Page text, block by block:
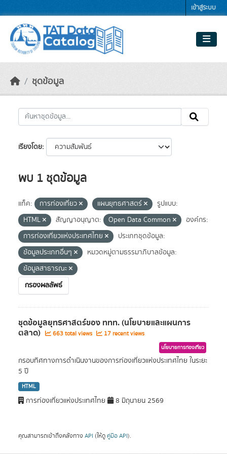
เข้าสู่ระบบ
ชุดข้อมูล
เรียงโดย
พบ 1 ชุดข้อมูล
แท็ค: การท่องเที่ยว แผนยุทธศาสตร์
รูปแบบ:
HTML
สัญญาอนุญาต: Open Data Common
องค์กร:
การท่องเที่ยวแห่งประเทศไทย
ประเภทชุดข้อมูล:
ข้อมูลประเภทอื่นๆ
หมวดหมู่ตามธรรมาภิบาลข้อมูล:
ข้อมูลสาธารณะ
กรองผลลัพธ์
ชุดข้อมูลยุทธศาสตร์ของ ททท. (นโยบายและแผนการ
ตลาด) 663 total views 17 recent views
นโยบายการท่องเที่ยว
กรอบทิศทางการดำเนินงานของการท่องเที่ยวแห่งประเทศไทย ในระยะ
5 ปี
HTML
การท่องเที่ยวแห่งประเทศไทย 8 มิถุนายน 2569
คุณสามารถเข้าถึงคลังทาง API (ให้ดู คู่มือ API).